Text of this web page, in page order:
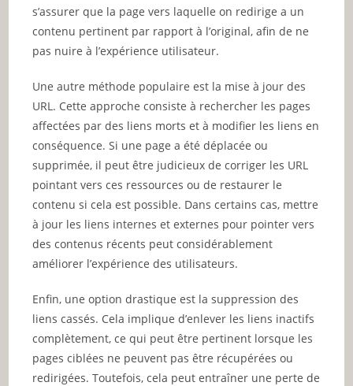
s’assurer que la page vers laquelle on redirige a un
contenu pertinent par rapport à l’original, afin de ne
pas nuire à l’expérience utilisateur.
Une autre méthode populaire est la mise à jour des
URL. Cette approche consiste à rechercher les pages
affectées par des liens morts et à modifier les liens en
conséquence. Si une page a été déplacée ou
supprimée, il peut être judicieux de corriger les URL
pointant vers ces ressources ou de restaurer le
contenu si cela est possible. Dans certains cas, mettre
à jour les liens internes et externes pour pointer vers
des contenus récents peut considérablement
améliorer l’expérience des utilisateurs.
Enfin, une option drastique est la suppression des
liens cassés. Cela implique d’enlever les liens inactifs
complètement, ce qui peut être pertinent lorsque les
pages ciblées ne peuvent pas être récupérées ou
redirigées. Toutefois, cela peut entraîner une perte de